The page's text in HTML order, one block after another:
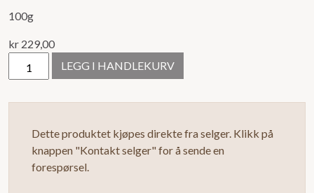
100g
kr 229,00
antall
LEGG I HANDLEKURV
Dette produktet kjøpes direkte fra selger. Klikk på
knappen "Kontakt selger" for å sende en
forespørsel.